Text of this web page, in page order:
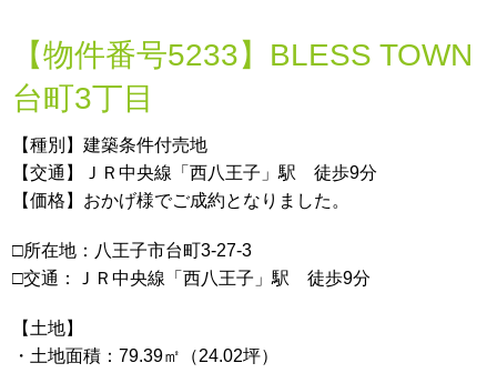
【物件番号5233】BLESS TOWN
台町3丁目
【種別】建築条件付売地
【交通】ＪＲ中央線「西八王子」駅 徒歩9分
【価格】おかげ様でご成約となりました。
□所在地：八王子市台町3-27-3
□交通：ＪＲ中央線「西八王子」駅 徒歩9分
【土地】
・土地面積：79.39㎡（24.02坪）